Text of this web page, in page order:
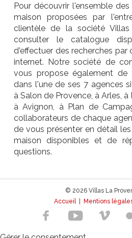
Pour découvrir l'ensemble
maison proposées par
clientèle de la société
consulter le catalogue
d'effectuer des recherches par
internet. Notre société de
vous propose également de
dans l'une de ses 7 agences
à Salon de Provence, à Arles, à
à Avignon, à Plan de
collaborateurs de chaque
de vous présenter en détail
maison disponibles et de
questions.
© 2026 Villas La
Accueil| Mentions